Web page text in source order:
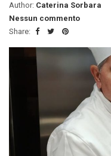
Author: Caterina Sorbara
Nessun commento
Share: